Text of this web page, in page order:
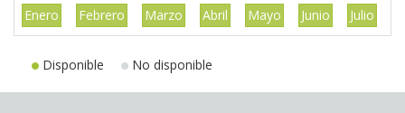
Enero Febrero Marzo Abril Mayo Junio Julio
Disponible No disponible